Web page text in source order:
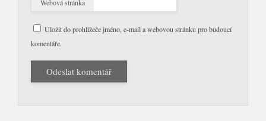
Webová stránka
Uložit do prohlížeče jméno, e-mail a webovou stránku pro budoucí
komentáře.